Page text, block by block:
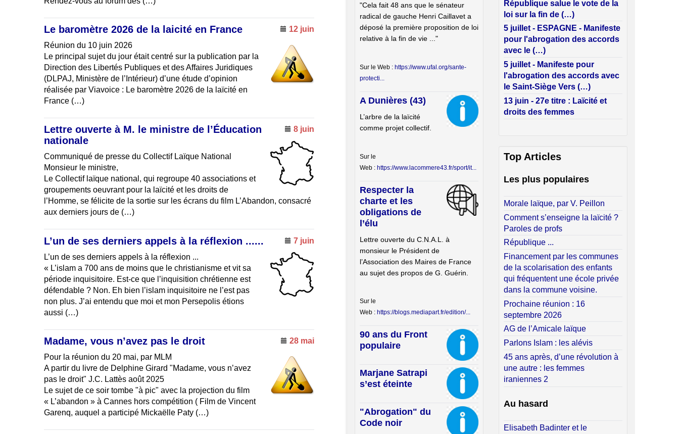
12 juin
Le baromètre 2026 de la laicité en France
Réunion du 10 juin 2026
Le principal sujet du jour était centré sur la publication par la
Direction des Libertés Publiques et des Affaires Juridiques
(DLPAJ, Ministère de l’Intérieur) d’une étude d’opinion
réalisée par Viavoice : Le baromètre 2026 de la laïcité en
France (…)
8 juin
Lettre ouverte à M. le ministre de l’Éducation
nationale
Communiqué de presse du Collectif Laïque National
Monsieur le ministre,
Le Collectif laïque national, qui regroupe 40 associations et
groupements oeuvrant pour la laïcité et les droits de
l’Homme, se félicite de la sortie sur les écrans du film L’Abandon, consacré
aux derniers jours de (…)
7 juin
L’un de ses derniers appels à la réflexion ......
L’un de ses derniers appels à la réflexion ...
« L’islam a 700 ans de moins que le christianisme et vit sa
période inquisitoire. Est-ce que l’inquisition chrétienne est
défendable ? Non. Eh bien l’islam inquisitoire ne l’est pas
non plus. J’ai entendu que moi et mon Persepolis étions
aussi (…)
28 mai
Madame, vous n’avez pas le droit
Pour la réunion du 20 mai, par MLM
A partir du livre de Delphine Girard "Madame, vous n’avez
pas le droit" J.C. Lattès août 2025
Le sujet de ce soir tombe "à pic" avec la projection du film
« L’abandon » à Cannes hors compétition ( Film de Vincent
Garenq, auquel a participé Mickaëlle Paty (…)
"Cela fait 48 ans que le sénateur
radical de gauche Henri Caillavet a
déposé la première proposition de loi
relative à la fin de vie ..."
Sur le Web : https://www.ufal.org/sante-
protecti...
A Dunières (43)
L’arbre de la laïcité
comme projet collectif.
Sur le
Web : https://www.lacommere43.fr/sport/it...
Respecter la
charte et les
obligations de
l’élu
Lettre ouverte du C.N.A.L. à
monsieur le Président de
l’Association des Maires de France
au sujet des propos de G. Guérin.
Sur le
Web : https://blogs.mediapart.fr/edition/...
90 ans du Front
populaire
Marjane Satrapi
s’est éteinte
"Abrogation" du
Code noir
République salue le vote de la
loi sur la fin de (…)
5 juillet - ESPAGNE - Manifeste
pour l'abrogation des accords
avec le (…)
5 juillet - Manifeste pour
l'abrogation des accords avec
le Saint-Siège Vers (…)
13 juin - 27e titre : Laïcité et
droits des femmes
Top Articles
Les plus populaires
Morale laïque, par V. Peillon
Comment s’enseigne la laïcité ?
Paroles de profs
République ...
Financement par les communes
de la scolarisation des enfants
qui fréquentent une école privée
dans la commune voisine.
Prochaine réunion : 16
septembre 2026
AG de l’Amicale laïque
Parlons Islam : les alévis
45 ans après, d’une révolution à
une autre : les femmes
iraniennes 2
Au hasard
Elisabeth Badinter et le